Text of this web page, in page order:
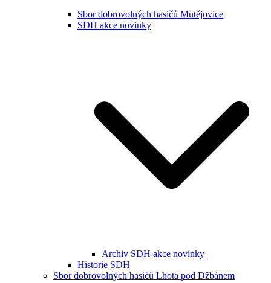
Sbor dobrovolných hasičů Mutějovice
SDH akce novinky
Archiv SDH akce novinky
Historie SDH
Sbor dobrovolných hasičů Lhota pod Džbánem